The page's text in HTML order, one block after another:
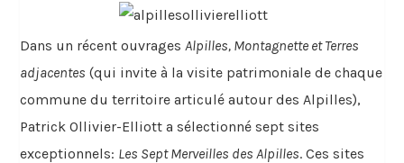
Dans un récent ouvragesAlpilles, Montagnette et Terres
adjacentes (qui invite à la visite patrimoniale de chaque
commune du territoire articulé autour des Alpilles),
Patrick Ollivier-Elliott a sélectionné sept sites
exceptionnels: Les Sept Merveilles des Alpilles. Ces sites